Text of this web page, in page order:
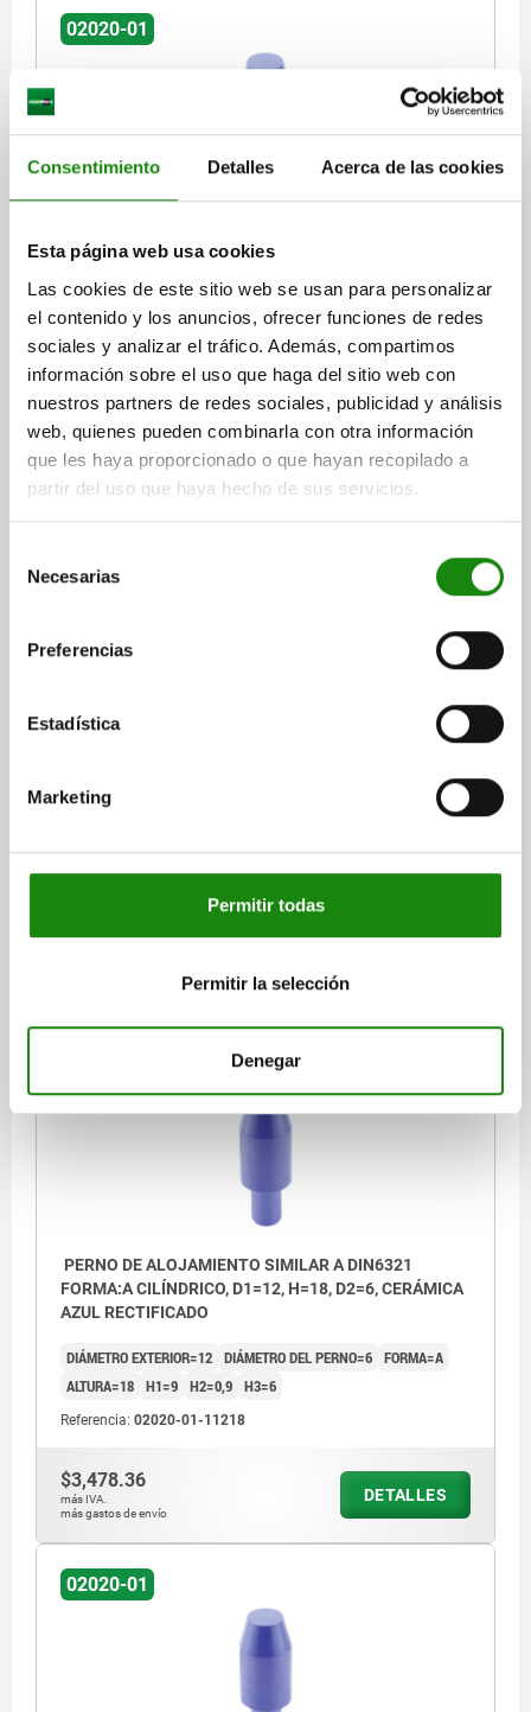
Consentimiento Detalles Acerca de las cookies
Esta página web usa cookies
Las cookies de este sitio web se usan para personalizar
el contenido y los anuncios, ofrecer funciones de redes
sociales y analizar el tráfico. Además, compartimos
información sobre el uso que haga del sitio web con
nuestros partners de redes sociales, publicidad y análisis
web, quienes pueden combinarla con otra información
que les haya proporcionado o que hayan recopilado a
partir del uso que haya hecho de sus servicios.
Necesarias
Preferencias
Estadística
Marketing
Permitir todas
Permitir la selección
Denegar
02020-01
FORMA:A CILÍNDRICO, D1=10, H=18, D2=6, CERÁMICA
DIÁMETRO EXTERIOR=10 DIÁMETRO DEL PERNO=6 FORMA=A
ALTURA=18 H1=9 H2=0,9 H3=6
Referencia:02020-01-11018
$3,292.34
más IVA.
DETALLES
AZUL RECTIFICADO
02020-01-11210
PERNO DE ALOJAMIENTO SIMILAR A DIN6321
FORMA:A CILÍNDRICO, D1=12, H=18, D2=6, CERÁMICA
AZUL RECTIFICADO
DIÁMETRO EXTERIOR=12 DIÁMETRO DEL PERNO=6 FORMA=A
ALTURA=18 H1=9 H2=0,9 H3=6
Referencia: 02020-01-11218
$3,478.36
más IVA.
más gastos de envío
DETALLES
02020-01